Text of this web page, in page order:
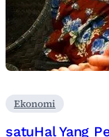
Ekonomi
satuHal Yang